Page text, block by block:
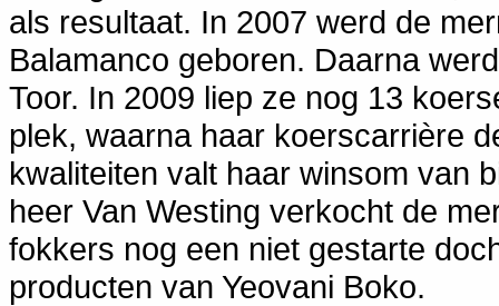
als resultaat. In 2007 werd de
Balamanco geboren. Daarna
Toor. In 2009 liep ze nog 13
plek, waarna haar koerscarrière
kwaliteiten valt haar winsom van
heer Van Westing verkocht de
fokkers nog een niet gestarte
producten van Yeovani Boko.